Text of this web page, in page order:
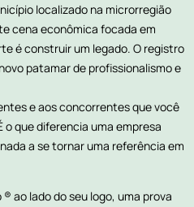
localizado na microrregião
cena econômica focada em
é construir um legado. O registro
patamar de profissionalismo e
e aos concorrentes que você
o que diferencia uma empresa
a se tornar uma referência em
ao lado do seu logo, uma prova